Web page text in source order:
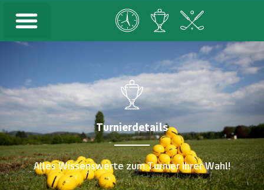
Turnierdetails
Alles Wissenswerte zum Turnier Ihrer Wahl!